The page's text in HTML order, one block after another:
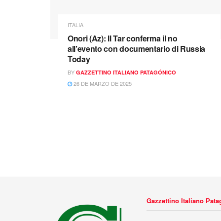
ITALIA
Onori (Az): Il Tar conferma il no
all’evento con documentario di Russia
Today
BY GAZZETTINO ITALIANO PATAGÓNICO
26 DE MARZO DE 2025
Gazzettino Italiano